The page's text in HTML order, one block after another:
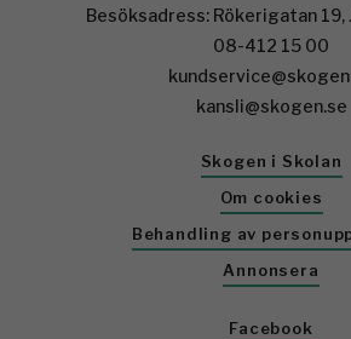
Besöksadress: Rökerigatan 19,
08-412 15 00
kansli@skogen.se
Skogen i Skolan
Om cookies
Behandling av
Annonsera
Facebook